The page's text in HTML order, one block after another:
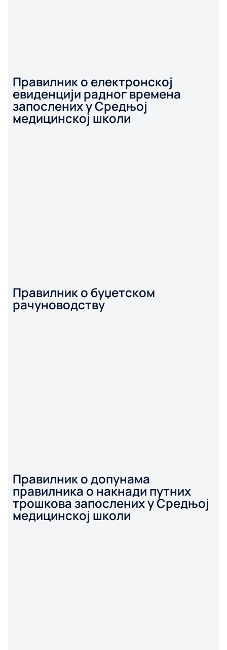
Правилник о електронској
евиденцији радног времена
запослених у Средњој
медицинској школи
Правилник о буџетском
рачуноводству
Правилник о допунама
правилника о накнади путних
трошкова запослених у Средњој
медицинској школи